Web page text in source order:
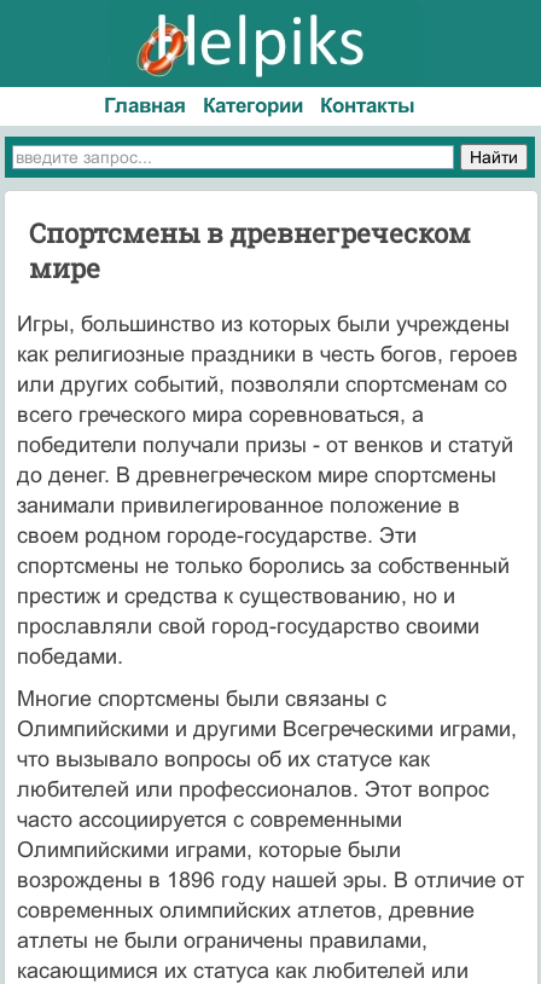
Главная Категории Контакты
Спортсмены в древнегреческом
мире
Игры, большинство из которых были учреждены
как религиозные праздники в честь богов, героев
или других событий, позволяли спортсменам со
всего греческого мира соревноваться, а
победители получали призы - от венков и статуй
до денег. В древнегреческом мире спортсмены
занимали привилегированное положение в
своем родном городе-государстве. Эти
спортсмены не только боролись за собственный
престиж и средства к существованию, но и
прославляли свой город-государство своими
победами.
Многие спортсмены были связаны с
Олимпийскими и другими Всегреческими играми,
что вызывало вопросы об их статусе как
любителей или профессионалов. Этот вопрос
часто ассоциируется с современными
Олимпийскими играми, которые были
возрождены в 1896 году нашей эры. В отличие от
современных олимпийских атлетов, древние
атлеты не были ограничены правилами,
касающимися их статуса как любителей или